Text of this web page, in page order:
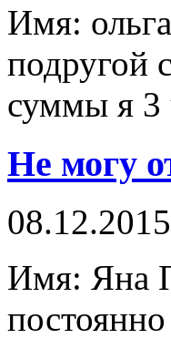
Имя:
подругой
суммы я 3
Не могу
Имя: Яна